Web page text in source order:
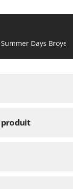
Summer Days
produit